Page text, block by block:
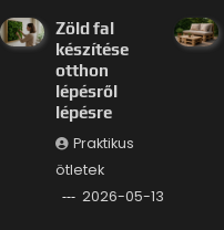
Zöld fal
készítése
otthon
lépésről
lépésre
Praktikus
ötletek
2026-05-13